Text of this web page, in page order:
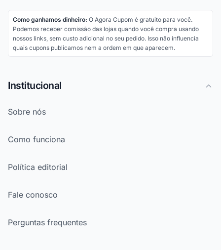
Como ganhamos dinheiro: O Agora Cupom é gratuito para você.
Podemos receber comissão das lojas quando você compra usando
nossos links, sem custo adicional no seu pedido. Isso não influencia
quais cupons publicamos nem a ordem em que aparecem.
Institucional
Sobre nós
Como funciona
Política editorial
Fale conosco
Perguntas frequentes